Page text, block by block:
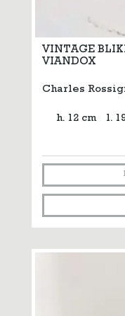
VINTAGE
VIANDOX
Charles
h. 12 cm l.